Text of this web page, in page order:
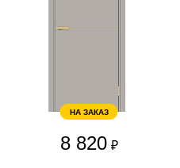
НА ЗАКАЗ
8 820 ₽